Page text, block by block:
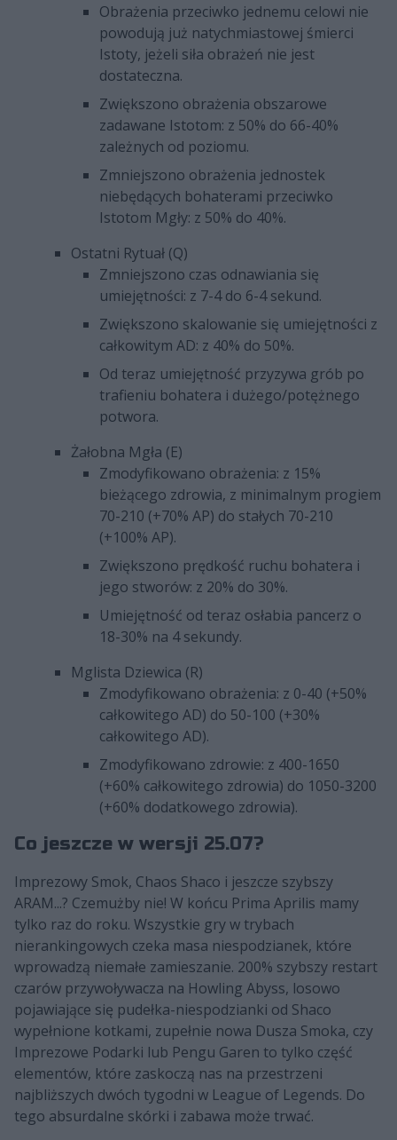
Obrażenia przeciwko jednemu celowi nie
powodują już natychmiastowej śmierci
Istoty, jeżeli siła obrażeń nie jest
dostateczna.
Zwiększono obrażenia obszarowe
zadawane Istotom: z 50% do 66-40%
zależnych od poziomu.
Zmniejszono obrażenia jednostek
niebędących bohaterami przeciwko
Istotom Mgły: z 50% do 40%.
Ostatni Rytuał (Q)
Zmniejszono czas odnawiania się
umiejętności: z 7-4 do 6-4 sekund.
Zwiększono skalowanie się umiejętności z
całkowitym AD: z 40% do 50%.
Od teraz umiejętność przyzywa grób po
trafieniu bohatera i dużego/potężnego
potwora.
Żałobna Mgła (E)
Zmodyfikowano obrażenia: z 15%
bieżącego zdrowia, z minimalnym progiem
70-210 (+70% AP) do stałych 70-210
(+100% AP).
Zwiększono prędkość ruchu bohatera i
jego stworów: z 20% do 30%.
Umiejętność od teraz osłabia pancerz o
18-30% na 4 sekundy.
Mglista Dziewica (R)
Zmodyfikowano obrażenia: z 0-40 (+50%
całkowitego AD) do 50-100 (+30%
całkowitego AD).
Zmodyfikowano zdrowie: z 400-1650
(+60% całkowitego zdrowia) do 1050-3200
(+60% dodatkowego zdrowia).
Co jeszcze w wersji 25.07?
Imprezowy Smok, Chaos Shaco i jeszcze szybszy
ARAM...? Czemużby nie! W końcu Prima Aprilis mamy
tylko raz do roku. Wszystkie gry w trybach
nierankingowych czeka masa niespodzianek, które
wprowadzą niemałe zamieszanie. 200% szybszy restart
czarów przywoływacza na Howling Abyss, losowo
pojawiające się pudełka-niespodzianki od Shaco
wypełnione kotkami, zupełnie nowa Dusza Smoka, czy
Imprezowe Podarki lub Pengu Garen to tylko część
elementów, które zaskoczą nas na przestrzeni
najbliższych dwóch tygodni w League of Legends. Do
tego absurdalne skórki i zabawa może trwać.